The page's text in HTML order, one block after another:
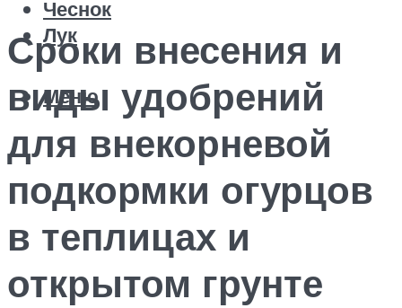
Чеснок
Лук
Меню
Сроки внесения и
виды удобрений
для внекорневой
подкормки огурцов
в теплицах и
открытом грунте